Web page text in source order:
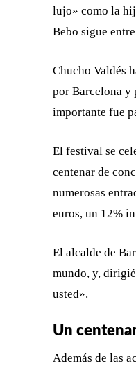
lujo» como la
Bebo sigue
Chucho Valdés
por Barcelona y
importante fue
El festival se
centenar de
numerosas
euros, un 12%
El alcalde de
mundo, y,
usted».
Un
Además de las